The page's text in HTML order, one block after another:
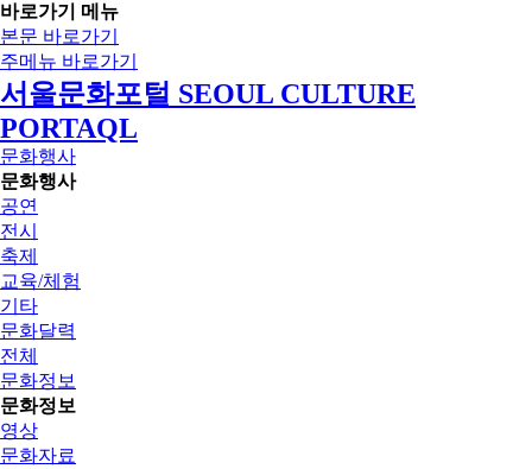
바로가기 메뉴
본문 바로가기
주메뉴 바로가기
서울문화포털 SEOUL CULTURE
PORTAQL
문화행사
문화행사
공연
전시
축제
교육/체험
기타
문화달력
전체
문화정보
문화정보
영상
문화자료